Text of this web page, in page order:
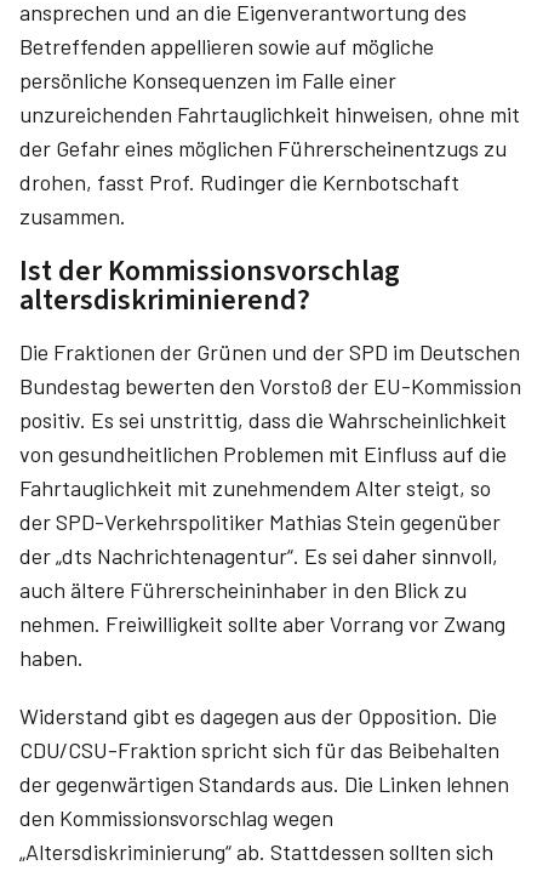
ansprechen und an die Eigenverantwortung des
Betreffenden appellieren sowie auf mögliche
persönliche Konsequenzen im Falle einer
unzureichenden Fahrtauglichkeit hinweisen, ohne mit
der Gefahr eines möglichen Führerscheinentzugs zu
drohen, fasst Prof. Rudinger die Kernbotschaft
zusammen.
Ist der Kommissionsvorschlag
altersdiskriminierend?
Die Fraktionen der Grünen und der SPD im Deutschen
Bundestag bewerten den Vorstoß der EU-Kommission
positiv. Es sei unstrittig, dass die Wahrscheinlichkeit
von gesundheitlichen Problemen mit Einfluss auf die
Fahrtauglichkeit mit zunehmendem Alter steigt, so
der SPD-Verkehrspolitiker ­Mathias Stein gegenüber
der „dts Nachrichtenagentur“. Es sei daher sinnvoll,
auch ältere Führerscheininhaber in den Blick zu
nehmen. Freiwilligkeit sollte aber Vorrang vor Zwang
haben.
Widerstand gibt es dagegen aus der Opposition. Die
CDU/CSU-Fraktion spricht sich für das Beibehalten
der gegenwärtigen Standards aus. Die Linken lehnen
den Kommissionsvorschlag wegen
„Altersdiskriminierung“ ab. Stattdessen sollten sich